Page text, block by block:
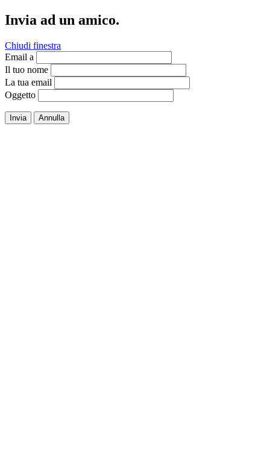
Invia ad un amico.
Chiudi finestra
Email a
Il tuo nome
La tua email
Oggetto
Invia Annulla